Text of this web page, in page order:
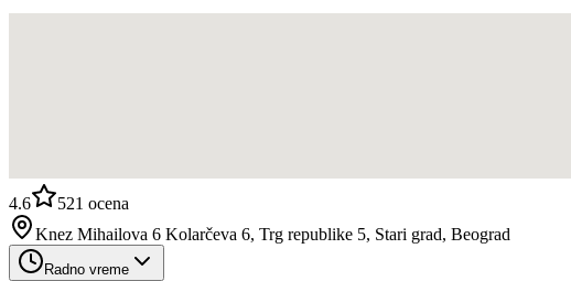
4.6 521 ocena
Knez Mihailova 6 Kolarčeva 6, Trg republike 5, Stari grad, Beograd
Radno vreme